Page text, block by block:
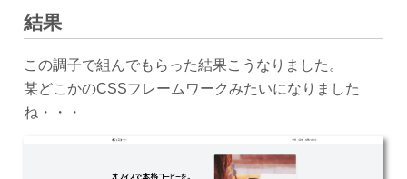
結果
この調子で組んでもらった結果こうなりました。
某どこかのCSSフレームワークみたいになりました
ね・・・